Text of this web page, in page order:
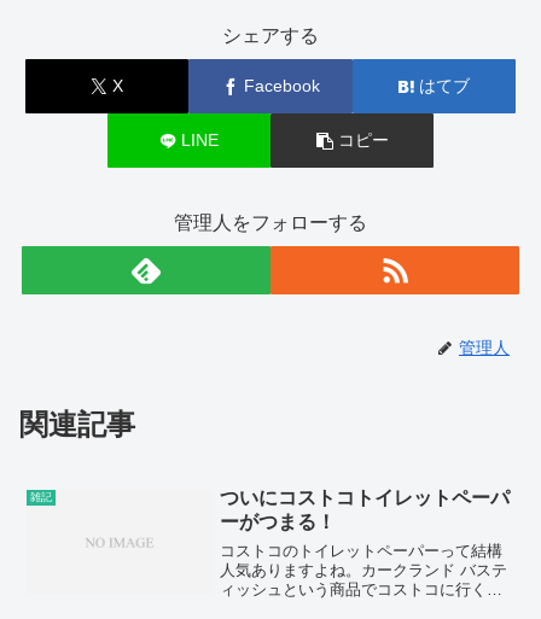
シェアする
X Facebook はてブ
LINE コピー
管理人をフォローする
管理人
関連記事
雑記
ついにコストコトイレットペーパ
ーがつまる！
コストコのトイレットペーパーって結構
人気ありますよね。カークランド バステ
ィッシュという商品でコストコに行くと